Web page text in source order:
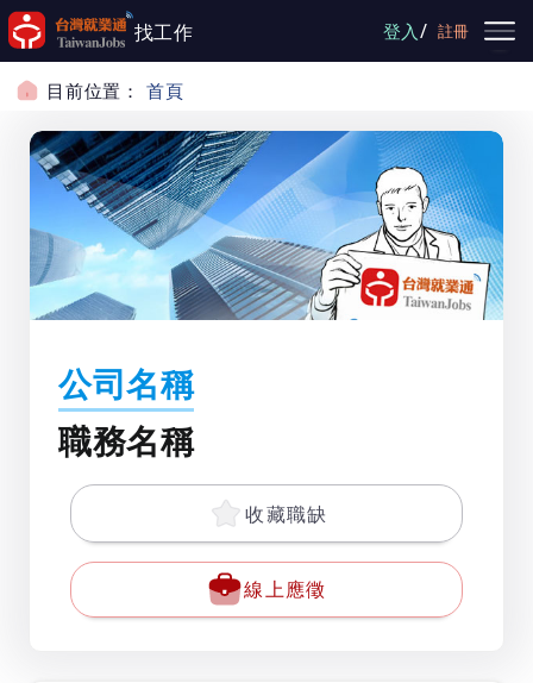
跳到主要內容
找工作 登入/ 註冊
目前位置： 首頁
公司名稱
職務名稱
收藏職缺
線上應徵